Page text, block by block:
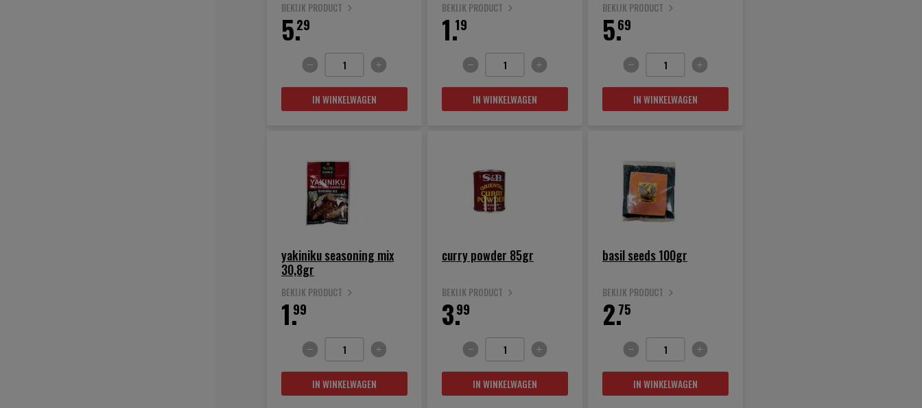
BEKIJK PRODUCT
29
5.
IN WINKELWAGEN
BEKIJK PRODUCT
19
1.
IN WINKELWAGEN
BEKIJK PRODUCT
69
5.
IN WINKELWAGEN
yakiniku seasoning mix
30,8gr
BEKIJK PRODUCT
99
1.
IN WINKELWAGEN
curry powder 85gr
BEKIJK PRODUCT
99
3.
IN WINKELWAGEN
basil seeds 100gr
BEKIJK PRODUCT
75
2.
IN WINKELWAGEN